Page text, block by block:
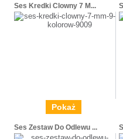
Ses Kredki Clowny 7 M...
Pokaż
Ses Zestaw Do Odlewu ...